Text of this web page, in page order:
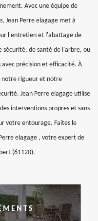
Avec une équipe de
Jean Perre elagage met à
l'entretien et l'abattage de
sécurité, de santé de l'arbre, ou
précision et efficacité. À
notre rigueur et notre
Jean Perre elagage utilise
interventions propres et sans
votre entourage. Faites le
elagage , votre expert de
(61120).